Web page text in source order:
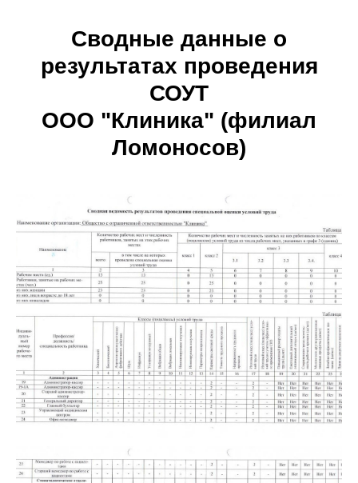
Сводные данные о
результатах проведения
СОУТ
ООО "Клиника" (филиал
Ломоносов)